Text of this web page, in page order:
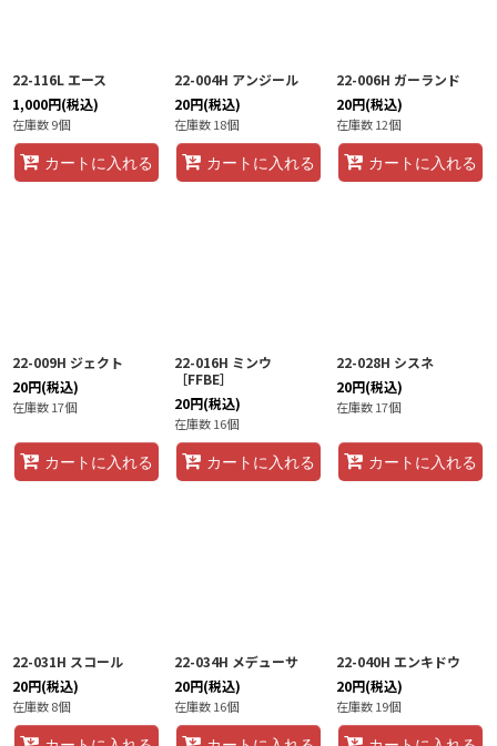
22-116L エース
1,000円(税込)
在庫数 9個
カートに入れる
22-004H アンジール
20円(税込)
在庫数 18個
カートに入れる
22-006H ガーランド
20円(税込)
在庫数 12個
カートに入れる
22-009H ジェクト
20円(税込)
在庫数 17個
カートに入れる
22-016H ミンウ
［FFBE］
20円(税込)
在庫数 16個
カートに入れる
22-028H シスネ
20円(税込)
在庫数 17個
カートに入れる
22-031H スコール
20円(税込)
在庫数 8個
22-034H メデューサ
20円(税込)
在庫数 16個
22-040H エンキドウ
20円(税込)
在庫数 19個